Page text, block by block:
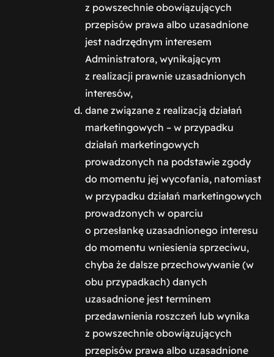
z powszechnie obowiązujących
przepisów prawa albo uzasadnione
jest nadrzędnym interesem
Administratora, wynikającym
z realizacji prawnie uzasadnionych
interesów,
dane związane z realizacją działań
marketingowych – w przypadku
działań marketingowych
prowadzonych na podstawie zgody
do momentu jej wycofania, natomiast
w przypadku działań marketingowych
prowadzonych w oparciu
o przesłankę uzasadnionego interesu
do momentu wniesienia sprzeciwu,
chyba że dalsze przechowywanie (w
obu przypadkach) danych
uzasadnione jest terminem
przedawnienia roszczeń lub wynika
z powszechnie obowiązujących
przepisów prawa albo uzasadnione